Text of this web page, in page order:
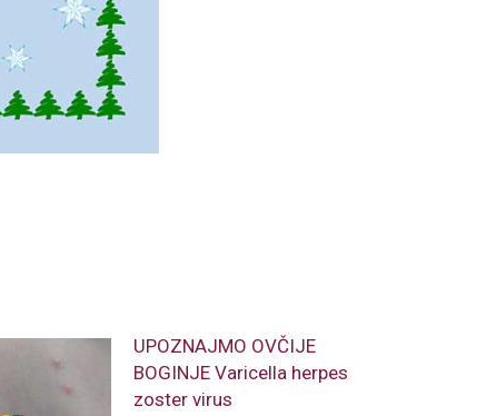
UPOZNAJMO OVČIJE
BOGINJE Varicella herpes
zoster virus